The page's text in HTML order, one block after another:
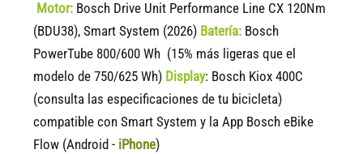
Motor: Bosch Drive Unit Performance Line CX 120Nm
(BDU38), Smart System (2026) Batería: Bosch
PowerTube 800/600 Wh (15% más ligeras que el
modelo de 750/625 Wh) Display: Bosch Kiox 400C
(consulta las especificaciones de tu bicicleta)
compatible con Smart System y la App Bosch eBike
Flow (Android - iPhone)